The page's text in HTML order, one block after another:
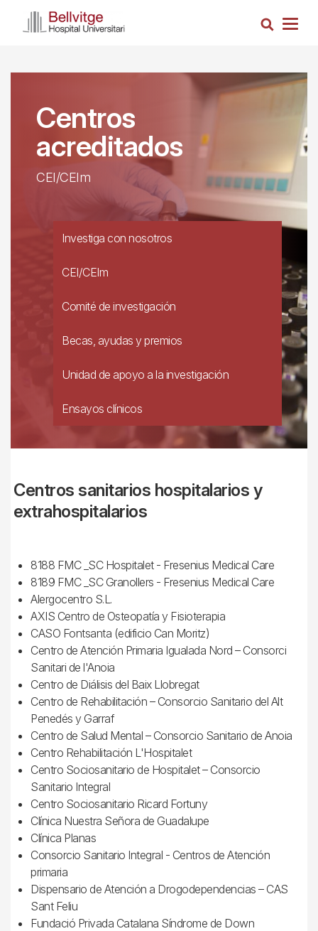
Busca
Centros
acreditados
CEI/CEIm
Investiga con nosotros
CEI/CEIm
Comité de investigación
Becas, ayudas y premios
Unidad de apoyo a la investigación
Ensayos clínicos
Centros sanitarios hospitalarios y
extrahospitalarios
8188 FMC _SC Hospitalet - Fresenius Medical Care
8189 FMC _SC Granollers - Fresenius Medical Care
Alergocentro S.L.
AXIS Centro de Osteopatía y Fisioterapia
CASO Fontsanta (edificio Can Moritz)
Centro de Atención Primaria Igualada Nord – Consorci
Sanitari de l'Anoia
Centro de Diálisis del Baix Llobregat
Centro de Rehabilitación – Consorcio Sanitario del Alt
Penedés y Garraf
Centro de Salud Mental – Consorcio Sanitario de Anoia
Centro Rehabilitación L'Hospitalet
Centro Sociosanitario de Hospitalet – Consorcio
Sanitario Integral
Centro Sociosanitario Ricard Fortuny
Clínica Nuestra Señora de Guadalupe
Clínica Planas
Consorcio Sanitario Integral - Centros de Atención
primaria
Dispensario de Atención a Drogodependencias – CAS
Sant Feliu
Fundació Privada Catalana Síndrome de Down